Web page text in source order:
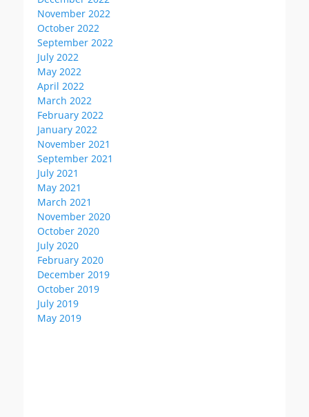
November 2022
October 2022
September 2022
July 2022
May 2022
April 2022
March 2022
February 2022
January 2022
November 2021
September 2021
July 2021
May 2021
March 2021
November 2020
October 2020
July 2020
February 2020
December 2019
October 2019
July 2019
May 2019